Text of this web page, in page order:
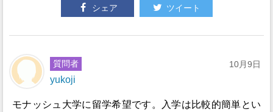
シェア ツイート
質問者
yukoji
10月9日
モナッシュ大学に留学希望です。入学は比較的簡単とい